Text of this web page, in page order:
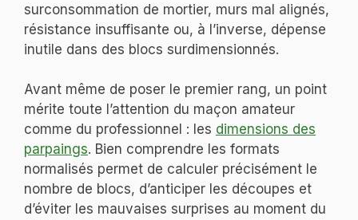
surconsommation de mortier, murs mal alignés,
résistance insuffisante ou, à l’inverse, dépense
inutile dans des blocs surdimensionnés.
Avant même de poser le premier rang, un point
mérite toute l’attention du maçon amateur
comme du professionnel : les dimensions des
parpaings. Bien comprendre les formats
normalisés permet de calculer précisément le
nombre de blocs, d’anticiper les découpes et
d’éviter les mauvaises surprises au moment du